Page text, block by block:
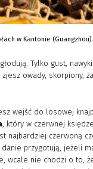
w Kantonie (Guangzhou).
Tylko gust,
owady, skorpiony,
wejść do losowej
, który w czerwnej
najbardziej czerwoną
przygotują, jeżeli
wcale nie chodzi o to,